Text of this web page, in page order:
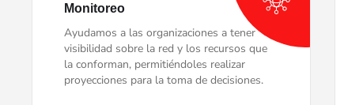
Monitoreo
Ayudamos a las organizaciones a tener
visibilidad sobre la red y los recursos que
la conforman, permitiéndoles realizar
proyecciones para la toma de decisiones.